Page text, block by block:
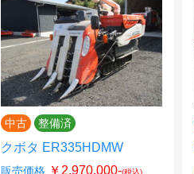
中古 整備済
クボタ ER335HDMW
販売価格 ￥2,970,000-(税込)